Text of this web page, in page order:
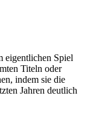
eigentlichen Spiel
Titeln oder
indem sie die
Jahren deutlich